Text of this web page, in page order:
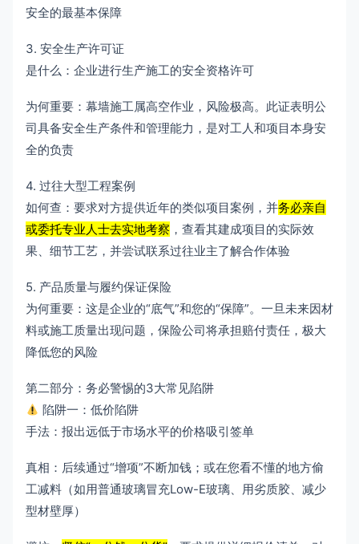
安全的最基本保障
3. 安全生产许可证
是什么：企业进行生产施工的安全资格许可
为何重要：幕墙施工属高空作业，风险极高。此证表明公
司具备安全生产条件和管理能力，是对工人和项目本身安
全的负责
4. 过往大型工程案例
如何查：要求对方提供近年的类似项目案例，并务必亲自
或委托专业人士去实地考察 ，查看其建成项目的实际效
果、细节工艺，并尝试联系过往业主了解合作体验
5. 产品质量与履约保证保险
为何重要：这是企业的“底气”和您的“保障”。一旦未来因材
料或施工质量出现问题，保险公司将承担赔付责任，极大
降低您的风险
第二部分：务必警惕的3大常见陷阱
陷阱一：低价陷阱
手法：报出远低于市场水平的价格吸引签单
真相：后续通过“增项”不断加钱；或在您看不懂的地方偷
工减料（如用普通玻璃冒充Low-E玻璃、用劣质胶、减少
型材壁厚）